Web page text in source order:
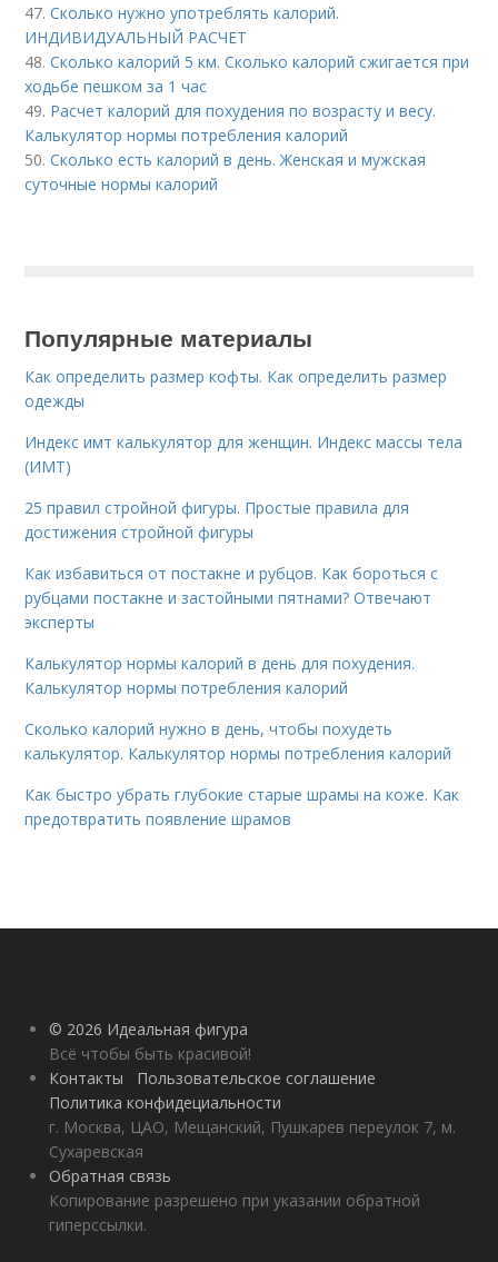
47.Сколько нужно употреблять калорий.
ИНДИВИДУАЛЬНЫЙ РАСЧЕТ
48.Сколько калорий 5 км. Сколько калорий сжигается при
ходьбе пешком за 1 час
49. Расчет калорий для похудения по возрасту и весу.
Калькулятор нормы потребления калорий
50.Сколько есть калорий в день. Женская и мужская
суточные нормы калорий
Популярные материалы
Как определить размер кофты. Как определить размер
одежды
Индекс имт калькулятор для женщин. Индекс массы тела
(ИМТ)
25 правил стройной фигуры. Простые правила для
достижения стройной фигуры
Как избавиться от постакне и рубцов. Как бороться с
рубцами постакне и застойными пятнами? Отвечают
эксперты
Калькулятор нормы калорий в день для похудения.
Калькулятор нормы потребления калорий
Сколько калорий нужно в день, чтобы похудеть
калькулятор. Калькулятор нормы потребления калорий
Как быстро убрать глубокие старые шрамы на коже. Как
предотвратить появление шрамов
© 2026 Идеальная фигура
Всё чтобы быть красивой!
Контакты
Пользовательское соглашение
Политика конфидециальности
г. Москва, ЦАО, Мещанский, Пушкарев переулок 7, м.
Сухаревская
Обратная связь
Копирование разрешено при указании обратной
гиперссылки.